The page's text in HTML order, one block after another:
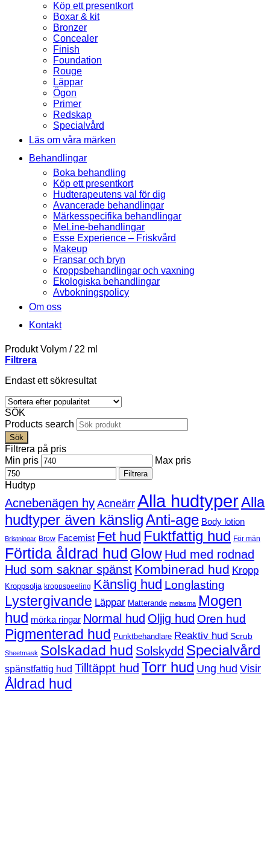
Köp ett presentkort
Boxar & kit
Bronzer
Concealer
Finish
Foundation
Rouge
Läppar
Ögon
Primer
Redskap
Specialvård
Läs om våra märken
Behandlingar
Boka behandling
Köp ett presentkort
Hudterapeutens val för dig
Avancerade behandlingar
Märkesspecifika behandlingar
MeLine-behandlingar
Esse Experience – Friskvård
Makeup
Fransar och bryn
Kroppsbehandlingar och vaxning
Ekologiska behandlingar
Avbokningspolicy
Om oss
Kontakt
Produkt Volym /22 ml
Filtrera
Endast ett sökresultat
SÖK
Products search
Sök
Filtrera på pris
Min pris
Max pris
Filtrera
Hudtyp
Acnebenägen hy Acneärr Alla hudtyperAlla
hudtyper även känsligAnti-age Body lotion
Bristningar Brow Facemist Fet hud Fuktfattig hud För män
Förtida åldrad hud Glow Hud med rodnad
Hud som saknar spänst Kombinerad hud Kropp
Kroppsolja kroppspeeling Känslig hud Longlasting
Lystergivande Läppar Matterande melasma Mogen
hud mörka ringar Normal hud Oljig hud Oren hud
Pigmenterad hud Punktbehandlare Reaktiv hud Scrub
Sheetmask Solskadad hud Solskydd Specialvård
spänstfattig hud Tilltäppt hud Torr hud Ung hud Visir
Åldrad hud